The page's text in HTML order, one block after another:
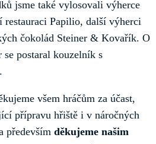
jsme také vylosovali výherce
restauraci Papilio, další výherci
čokolád Steiner & Kovařík. O
se postaral kouzelník s
všem hráčům za účast,
přípravu hřiště i v náročných
především děkujeme našim